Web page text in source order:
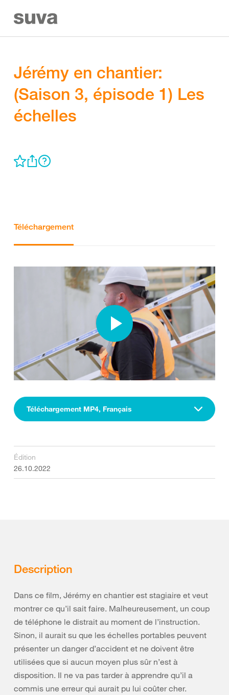
Jérémy en chantier:
(Saison 3, épisode 1) Les
échelles
Téléchargement
Téléchargement MP4, Français
Édition
26.10.2022
Description
Dans ce film, Jérémy en chantier est stagiaire et veut
montrer ce qu’il sait faire. Malheureusement, un coup
de téléphone le distrait au moment de l’instruction.
Sinon, il aurait su que les échelles portables peuvent
présenter un danger d’accident et ne doivent être
utilisées que si aucun moyen plus sûr n’est à
disposition. Il ne va pas tarder à apprendre qu’il a
commis une erreur qui aurait pu lui coûter cher.